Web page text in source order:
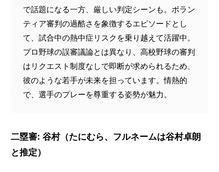
で話題になる一方、厳しい判定シーンも。ボラン
ティア審判の過酷さを象徴するエピソードとし
て、試合中の熱中症リスクを乗り越えて活躍中。
プロ野球の誤審議論とは異なり、高校野球の審判
はリクエスト制度なしで即断が求められるため、
彼のような若手が未来を担っています。情熱的
で、選手のプレーを尊重する姿勢が魅力。
二塁審: 谷村（たにむら、フルネームは谷村卓朗
と推定）